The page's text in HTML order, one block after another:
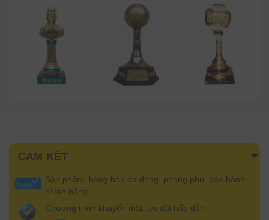
CAM KẾT
Sản phẩm, hàng hóa đa dạng, phong phú, bảo hành
chính hãng
Chương trình khuyến mãi, ưu đãi hấp dẫn